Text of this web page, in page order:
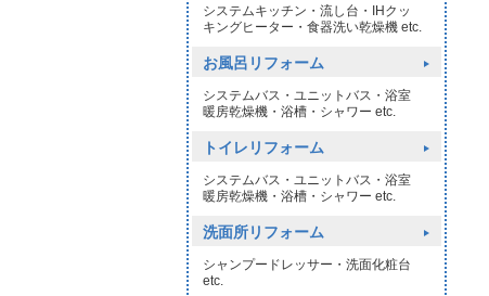
システムキッチン・流し台・IHクッ
キングヒーター・食器洗い乾燥機 etc.
お風呂リフォーム
システムバス・ユニットバス・浴室
暖房乾燥機・浴槽・シャワー etc.
トイレリフォーム
システムバス・ユニットバス・浴室
暖房乾燥機・浴槽・シャワー etc.
洗面所リフォーム
シャンプードレッサー・洗面化粧台
etc.